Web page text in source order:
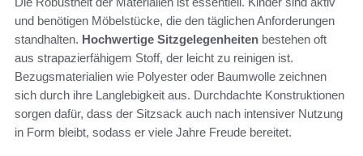
und benötigen Möbelstücke, die den täglichen Anforderungen
standhalten. Hochwertige Sitzgelegenheiten bestehen oft
aus strapazierfähigem Stoff, der leicht zu reinigen ist.
Bezugsmaterialien wie Polyester oder Baumwolle zeichnen
sich durch ihre Langlebigkeit aus. Durchdachte Konstruktionen
sorgen dafür, dass der Sitzsack auch nach intensiver Nutzung
in Form bleibt, sodass er viele Jahre Freude bereitet.